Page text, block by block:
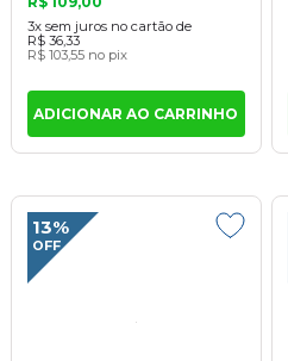
3x sem juros no cartãode
R$ 36,33
R$ 103,55 no pix
ADICIONAR AO CARRINHO
13%
OFF